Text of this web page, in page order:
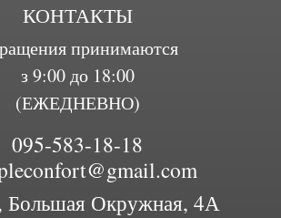
КОНТАКТЫ
принимаются
з 9:00 до 18:00
(ЕЖЕДНЕВНО)
095-583-18-18
Большая Окружная, 4А